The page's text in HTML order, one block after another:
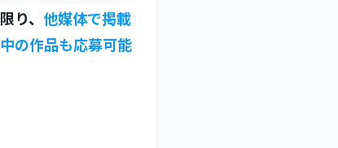
限り、 他媒体で掲載
中の作品も応募可能